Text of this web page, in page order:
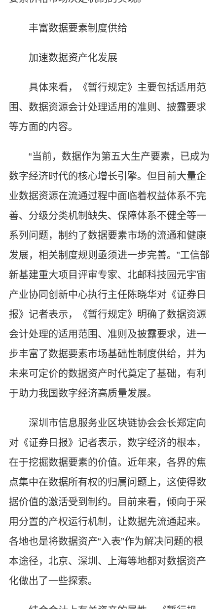
丰富数据要素制度供给
加速数据资产化发展
具体来看，《暂行规定》主要包括适用范
围、数据资源会计处理适用的准则、披露要求
等方面的内容。
“当前，数据作为第五大生产要素，已成为
数字经济时代的核心增长引擎。但目前大量企
业数据资源在流通过程中面临着权益体系不完
善、分级分类机制缺失、保障体系不健全等一
系列问题，制约了数据要素市场的流通和健康
发展，相关制度规则亟须进一步完善。”工信部
新基建重大项目评审专家、北邮科技园元宇宙
产业协同创新中心执行主任陈晓华对《证券日
报》记者表示，《暂行规定》明确了数据资源
会计处理的适用范围、准则及披露要求，进一
步丰富了数据要素市场基础性制度供给，并为
未来可定价的数据资产时代奠定了基础，有利
于助力我国数字经济高质量发展。
深圳市信息服务业区块链协会会长郑定向
对《证券日报》记者表示，数字经济的根本，
在于挖掘数据要素的价值。近年来，各界的焦
点集中在数据所有权的归属问题上，这使得数
据价值的激活受到制约。目前来看，倾向于采
用分置的产权运行机制，让数据先流通起来。
各地也是将数据资产“入表”作为解决问题的根
本途径，北京、深圳、上海等地都对数据资产
化做出了一些探索。